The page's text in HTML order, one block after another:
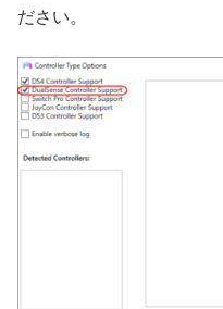
ださい。